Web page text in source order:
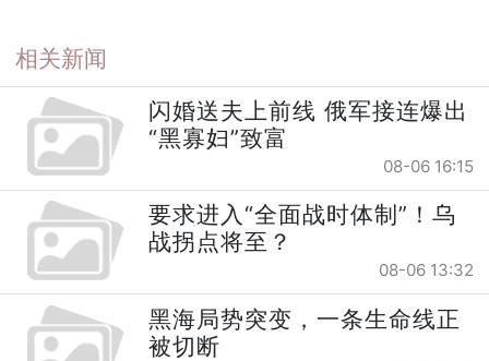
相关新闻
闪婚送夫上前线 俄军接连爆出
“黑寡妇”致富
08-06 16:15
要求进入“全面战时体制”！乌
战拐点将至？
08-06 13:32
黑海局势突变，一条生命线正
被切断